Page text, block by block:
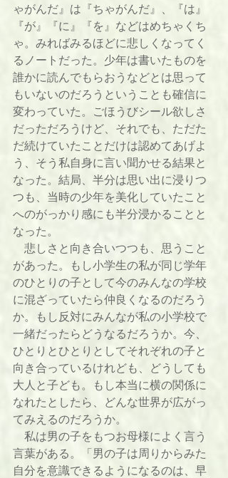
ゃがんだ』は『ちゃがんだ』、『は』
『が』『に』『を』などはめちゃくち
ゃ。みればみるほどに悲しくなってく
るノートだった。少年は書いたものを
誰かに読んでもらおうなどとは思って
もいないのだろうということも確信に
変わっていた。ごほうびシール欲しさ
だっただろうけど、それでも、ただた
だ続けていたことだけは認めてあげよ
う、そう私自身に言い聞かせる結果と
なった。結局、半分は思い出に浸りつ
つも、当時の少年を美化していたこと
へのがっかり感にも半分浸かることと
なった。
悲しさと向き合いつつも、思うこと
があった。もし小学生の私が同じ学年
のひとりの子として今のみんなの学校
に混ざっていたら仲良くなるのだろう
か。もし反対にみんなが私の小学校で
一緒だったらどうなるだろうか。今、
ひとりとひとりとしてそれぞれの子と
向き合っているけれども、どうしても
大人と子ども。もし本当に横の関係に
なれたとしたら、どんな世界が広がっ
てみえるのだろうか。
私は男の子をもつお母様によく言う
言葉がある。「男の子は周りからみた
自分を意識できるようになるのは、早